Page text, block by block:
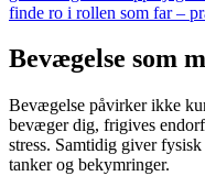
finde ro i rollen som far –
Bevægelse som
Bevægelse påvirker ikke
bevæger dig, frigives
stress. Samtidig giver
tanker og bekymringer.